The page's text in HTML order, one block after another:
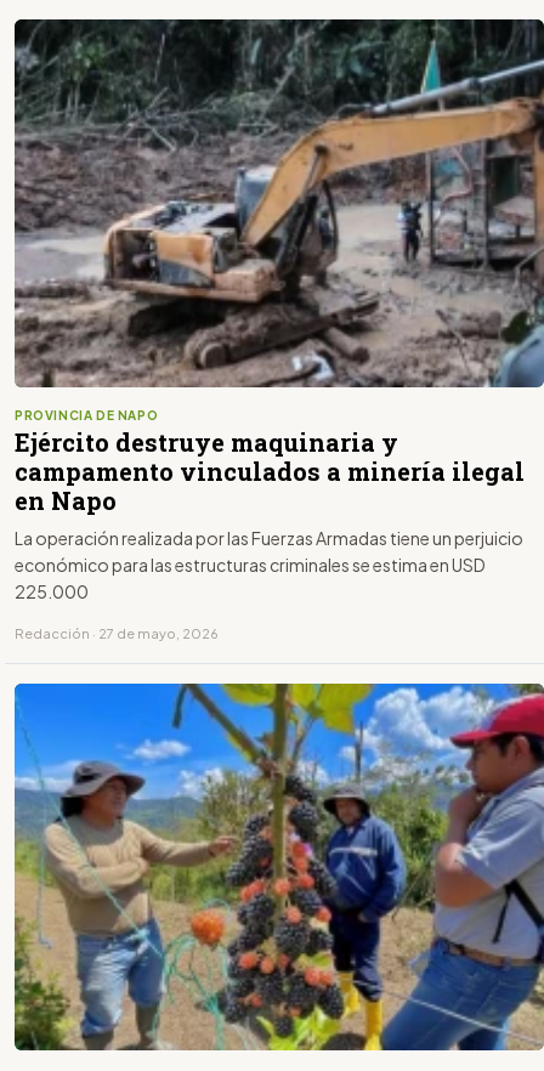
PROVINCIA DE NAPO
Ejército destruye maquinaria y
campamento vinculados a minería ilegal
en Napo
La operación realizada por las Fuerzas Armadas tiene un perjuicio
económico para las estructuras criminales se estima en USD
225.000
Redacción · 27 de mayo, 2026